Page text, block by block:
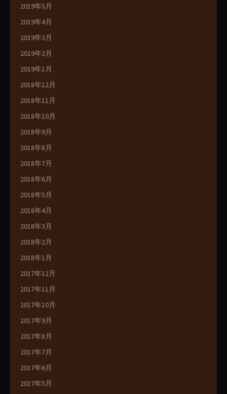
2019年5月
2019年4月
2019年3月
2019年2月
2019年1月
2018年12月
2018年11月
2018年10月
2018年9月
2018年8月
2018年7月
2018年6月
2018年5月
2018年4月
2018年3月
2018年2月
2018年1月
2017年12月
2017年11月
2017年10月
2017年9月
2017年8月
2017年7月
2017年6月
2017年5月